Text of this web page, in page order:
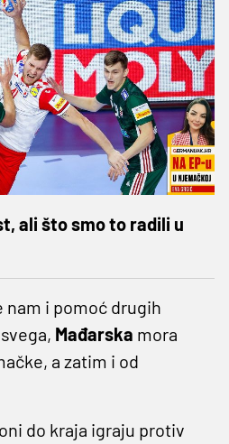
ali što smo to radili u
nam i pomoć drugih
Mađarska mora
a zatim i od
do kraja igraju protiv